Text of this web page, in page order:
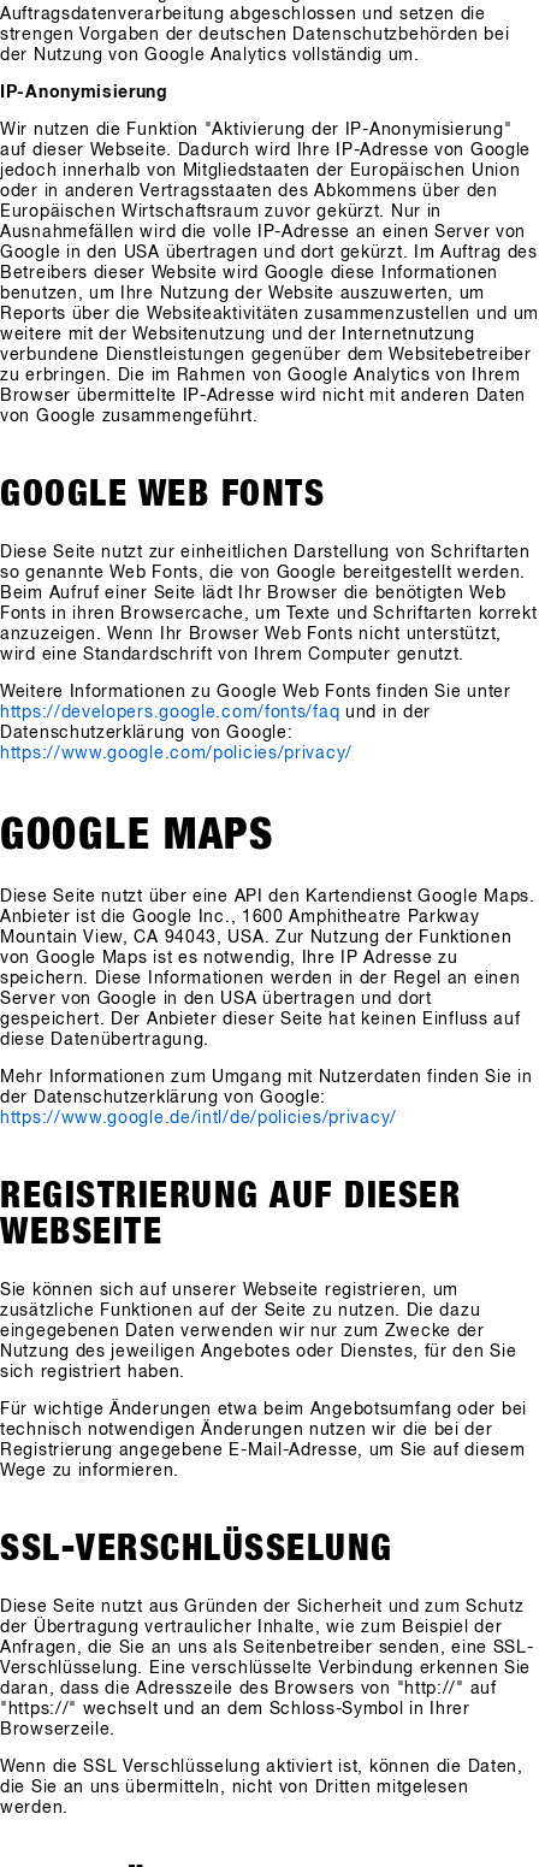
Auftragsdatenverarbeitung abgeschlossen und setzen die
strengen Vorgaben der deutschen Datenschutzbehörden bei
der Nutzung von Google Analytics vollständig um.
IP-Anonymisierung
Wir nutzen die Funktion "Aktivierung der IP-Anonymisierung"
auf dieser Webseite. Dadurch wird Ihre IP-Adresse von Google
jedoch innerhalb von Mitgliedstaaten der Europäischen Union
oder in anderen Vertragsstaaten des Abkommens über den
Europäischen Wirtschaftsraum zuvor gekürzt. Nur in
Ausnahmefällen wird die volle IP-Adresse an einen Server von
Google in den USA übertragen und dort gekürzt. Im Auftrag des
Betreibers dieser Website wird Google diese Informationen
benutzen, um Ihre Nutzung der Website auszuwerten, um
Reports über die Websiteaktivitäten zusammenzustellen und um
weitere mit der Websitenutzung und der Internetnutzung
verbundene Dienstleistungen gegenüber dem Websitebetreiber
zu erbringen. Die im Rahmen von Google Analytics von Ihrem
Browser übermittelte IP-Adresse wird nicht mit anderen Daten
von Google zusammengeführt.
GOOGLE WEB FONTS
Diese Seite nutzt zur einheitlichen Darstellung von Schriftarten
so genannte Web Fonts, die von Google bereitgestellt werden.
Beim Aufruf einer Seite lädt Ihr Browser die benötigten Web
Fonts in ihren Browsercache, um Texte und Schriftarten korrekt
anzuzeigen. Wenn Ihr Browser Web Fonts nicht unterstützt,
wird eine Standardschrift von Ihrem Computer genutzt.
Weitere Informationen zu Google Web Fonts finden Sie unter
https://developers.google.com/fonts/faq und in der
Datenschutzerklärung von Google:
https://www.google.com/policies/privacy/
GOOGLE MAPS
Diese Seite nutzt über eine API den Kartendienst Google Maps.
Anbieter ist die Google Inc., 1600 Amphitheatre Parkway
Mountain View, CA 94043, USA. Zur Nutzung der Funktionen
von Google Maps ist es notwendig, Ihre IP Adresse zu
speichern. Diese Informationen werden in der Regel an einen
Server von Google in den USA übertragen und dort
gespeichert. Der Anbieter dieser Seite hat keinen Einfluss auf
diese Datenübertragung.
Mehr Informationen zum Umgang mit Nutzerdaten finden Sie in
der Datenschutzerklärung von Google:
https://www.google.de/intl/de/policies/privacy/
REGISTRIERUNG AUF DIESER
WEBSEITE
Sie können sich auf unserer Webseite registrieren, um
zusätzliche Funktionen auf der Seite zu nutzen. Die dazu
eingegebenen Daten verwenden wir nur zum Zwecke der
Nutzung des jeweiligen Angebotes oder Dienstes, für den Sie
sich registriert haben.
Für wichtige Änderungen etwa beim Angebotsumfang oder bei
technisch notwendigen Änderungen nutzen wir die bei der
Registrierung angegebene E-Mail-Adresse, um Sie auf diesem
Wege zu informieren.
SSL-VERSCHLÜSSELUNG
Diese Seite nutzt aus Gründen der Sicherheit und zum Schutz
der Übertragung vertraulicher Inhalte, wie zum Beispiel der
Anfragen, die Sie an uns als Seitenbetreiber senden, eine SSL-
Verschlüsselung. Eine verschlüsselte Verbindung erkennen Sie
daran, dass die Adresszeile des Browsers von "http://" auf
"https://" wechselt und an dem Schloss-Symbol in Ihrer
Browserzeile.
Wenn die SSL Verschlüsselung aktiviert ist, können die Daten,
die Sie an uns übermitteln, nicht von Dritten mitgelesen
werden.